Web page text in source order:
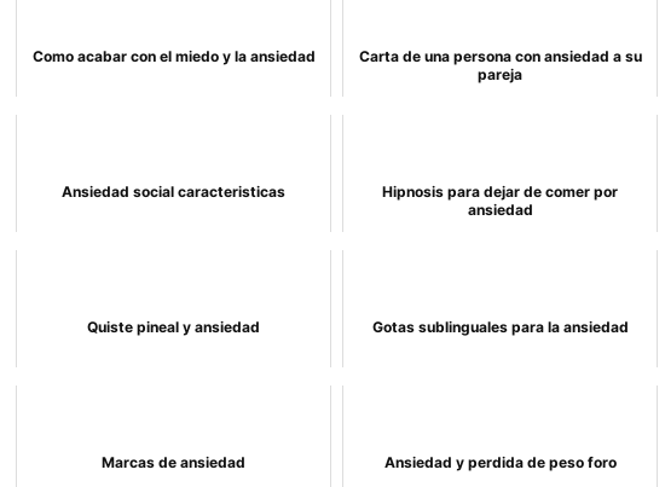
Como acabar con el miedo y la ansiedad
Carta de una persona con ansiedad a su
pareja
Ansiedad social caracteristicas
Hipnosis para dejar de comer por
ansiedad
Quiste pineal y ansiedad Gotas sublinguales para la ansiedad
Marcas de ansiedad Ansiedad y perdida de peso foro